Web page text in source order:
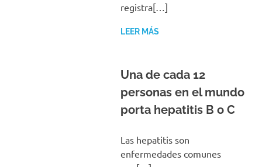
registra[…]
LEER MÁS
Una de cada 12
personas en el mundo
porta hepatitis B o C
Las hepatitis son
enfermedades comunes